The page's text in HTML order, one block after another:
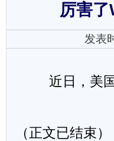
厉害
发
近日，美国
（正文已结束）